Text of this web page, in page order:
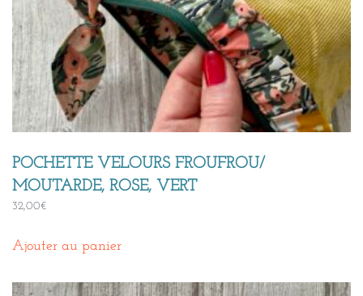
POCHETTE VELOURS FROUFROU/
MOUTARDE, ROSE, VERT
32,00€
Ajouter au panier